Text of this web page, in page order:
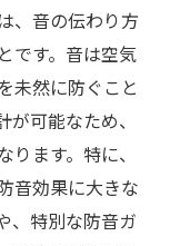
造の選び方
、音の伝わり方
です。音は空気
未然に防ぐこと
可能なため、
ます。特に、
音効果に大きな
、特別な防音ガ